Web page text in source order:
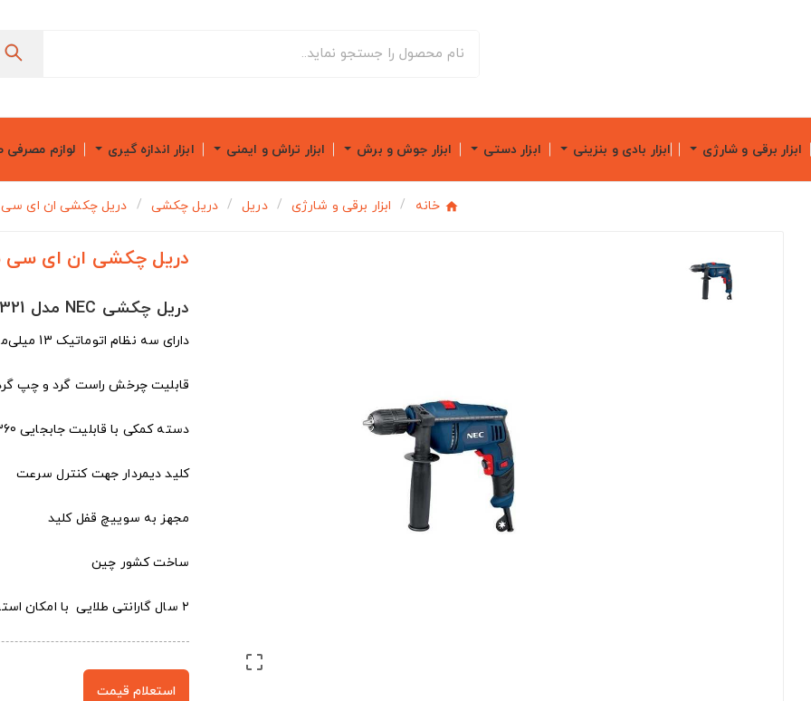
ابزار برقی و شارژی ابزار بادی و بنزینی ابزار دستی ابزار جوش و برش ابزار تراش و ایمنی ابزار اندازه گیری لوازم
خانه ابزار برقی و شارژی دریل دریل چکشی دریل چکشی ان ای سی

دریل چکشی ان ای سی مدل
دریل چکشی NEC مدل 1321
دارای سه نظام اتوماتیک 13 میلی‌متر
قابلیت چرخش راست گرد و چپ
دسته کمکی با قابلیت جابجایی 360 درجه
کلید دیمردار جهت کنترل سرعت
مجهز به سوییچ قفل کلید
ساخت کشور چین
۲ سال گارانتی طلایی با امکان استفاده نامحدود
استعلام قیمت